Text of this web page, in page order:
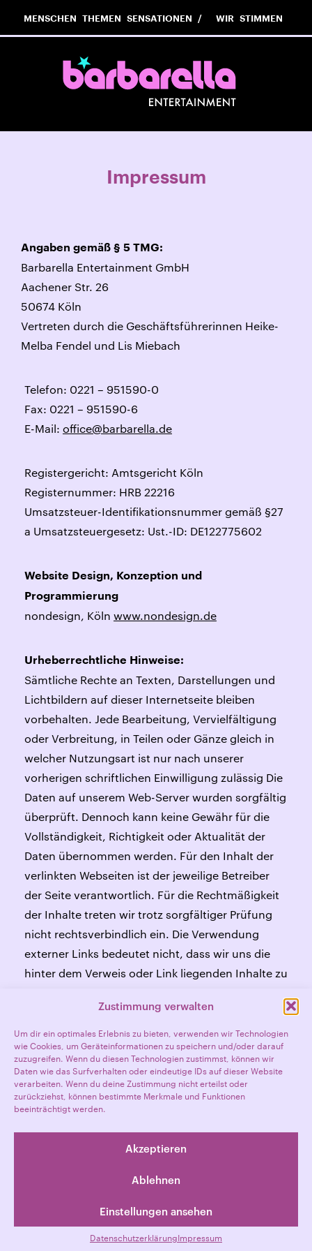
Zustimmung verwalten
Um dir ein optimales Erlebnis zu bieten, verwenden wir Technologien
wie Cookies, um Geräteinformationen zu speichern und/oder darauf
zuzugreifen. Wenn du diesen Technologien zustimmst, können wir
Daten wie das Surfverhalten oder eindeutige IDs auf dieser Website
verarbeiten. Wenn du deine Zustimmung nicht erteilst oder
zurückziehst, können bestimmte Merkmale und Funktionen
beeinträchtigt werden.
Akzeptieren
Ablehnen
Einstellungen ansehen
DatenschutzerklärungImpressum
MENSCHEN THEMEN SENSATIONEN WIR STIMMEN
Impressum
Angaben gemäß § 5 TMG:
Barbarella Entertainment GmbH
Aachener Str. 26
50674 Köln
Vertreten durch die Geschäftsführerinnen Heike-
Melba Fendel und Lis Miebach
Telefon: 0221 – 951590-0
Fax: 0221 – 951590-6
E-Mail: office@barbarella.de
Registergericht: Amtsgericht Köln
Registernummer: HRB 22216
Umsatzsteuer-Identifikationsnummer gemäß §27
a Umsatzsteuergesetz: Ust.-ID: DE122775602
Website Design, Konzeption und
Programmierung
nondesign, Köln www.nondesign.de
Urheberrechtliche Hinweise:
Sämtliche Rechte an Texten, Darstellungen und
Lichtbildern auf dieser Internetseite bleiben
vorbehalten. Jede Bearbeitung, Vervielfältigung
oder Verbreitung, in Teilen oder Gänze gleich in
welcher Nutzungsart ist nur nach unserer
vorherigen schriftlichen Einwilligung zulässig Die
Daten auf unserem Web-Server wurden sorgfältig
überprüft. Dennoch kann keine Gewähr für die
Vollständigkeit, Richtigkeit oder Aktualität der
Daten übernommen werden. Für den Inhalt der
verlinkten Webseiten ist der jeweilige Betreiber
der Seite verantwortlich. Für die Rechtmäßigkeit
der Inhalte treten wir trotz sorgfältiger Prüfung
nicht rechtsverbindlich ein. Die Verwendung
externer Links bedeutet nicht, dass wir uns die
hinter dem Verweis oder Link liegenden Inhalte zu
fremden Inhalte ist nicht möglich und ohne
konkrete Hinweise auf Rechtsverstöße nicht
zumutbar. Sollte ein externer Link
ausnahmsweise auf eine fremde Seite mit
unzulässigem Inhalt verweisen, bitten wir um
kurze Mitteilung per Email. Wir werden die
Verknüpfung umgehend entfernen.
© 2024 BARBARELLA ENTERTAINMENT GMBH
DATENSCHUTZERKLÄRUNG